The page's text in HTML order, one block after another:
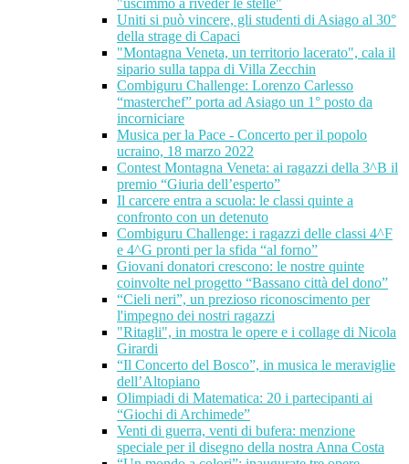
"uscimmo a riveder le stelle"
Uniti si può vincere, gli studenti di Asiago al 30°
della strage di Capaci
"Montagna Veneta, un territorio lacerato", cala il
sipario sulla tappa di Villa Zecchin
Combiguru Challenge: Lorenzo Carlesso
“masterchef” porta ad Asiago un 1° posto da
incorniciare
Musica per la Pace - Concerto per il popolo
ucraino, 18 marzo 2022
Contest Montagna Veneta: ai ragazzi della 3^B il
premio “Giuria dell’esperto”
Il carcere entra a scuola: le classi quinte a
confronto con un detenuto
Combiguru Challenge: i ragazzi delle classi 4^F
e 4^G pronti per la sfida “al forno”
Giovani donatori crescono: le nostre quinte
coinvolte nel progetto “Bassano città del dono”
“Cieli neri”, un prezioso riconoscimento per
l'impegno dei nostri ragazzi
"Ritagli", in mostra le opere e i collage di Nicola
Girardi
“Il Concerto del Bosco”, in musica le meraviglie
dell’Altopiano
Olimpiadi di Matematica: 20 i partecipanti ai
“Giochi di Archimede”
Venti di guerra, venti di bufera: menzione
speciale per il disegno della nostra Anna Costa